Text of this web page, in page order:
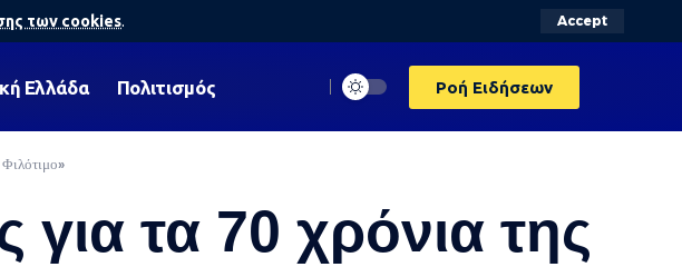
των cookies. Accept
Ελλάδα Πολιτισμός Ροή Ειδήσεων
τα 70 χρόνια της